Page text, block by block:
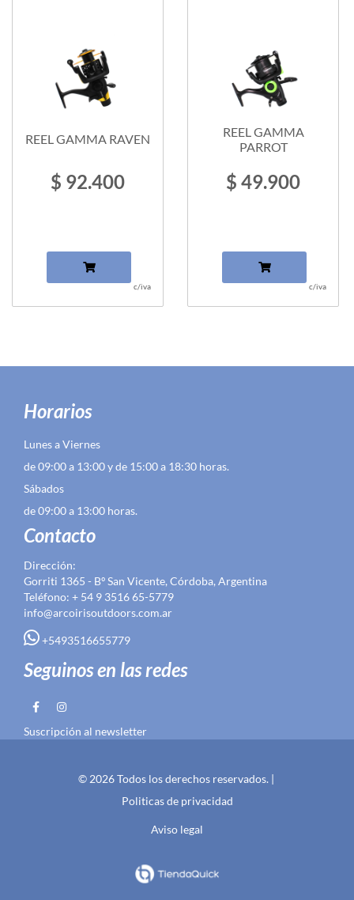
REEL GAMMA RAVEN
$ 92.400
c/iva
REEL GAMMA
PARROT
$ 49.900
c/iva
Horarios
Lunes a Viernes
de 09:00 a 13:00 y de 15:00 a 18:30 horas.
Sábados
de 09:00 a 13:00 horas.
Contacto
Dirección:
Gorriti 1365 - Bº San Vicente, Córdoba, Argentina
Teléfono: + 54 9 3516 65-5779
info@arcoirisoutdoors.com.ar
+5493516655779
Seguinos en las redes
Suscripción al newsletter
© 2026 Todos los derechos reservados. |
Politicas de privacidad
Aviso legal